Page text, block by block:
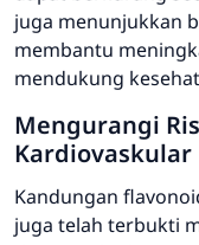
juga menunjukkan
membantu
mendukung
Mengurangi
Kardiovaskular
Kandungan
juga telah terbukti